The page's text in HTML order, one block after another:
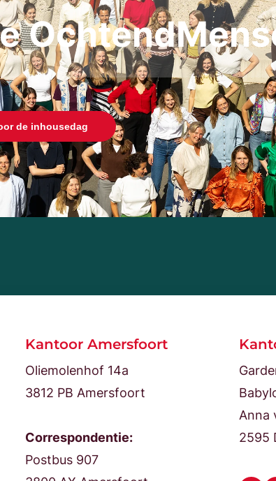
de inhousedag
Kantoor Amersfoort
Oliemolenhof 14a
3812 PB Amersfoort
Correspondentie:
Postbus 907
Anna
2595